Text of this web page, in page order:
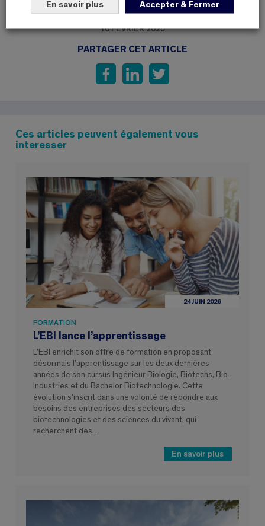
10 FÉVRIER 2025
PARTAGER CET ARTICLE
Ces articles peuvent également vous
interesser
24 JUIN 2026
FORMATION
L’EBI lance l’apprentissage
L’EBI enrichit son offre de formation en proposant
désormais l’apprentissage sur les deux dernières
années de son cursus Ingénieur Biologie, Biotechs, Bio-
Industries et du Bachelor Biotechnologie. Cette
évolution s’inscrit dans une volonté de répondre aux
besoins des entreprises des secteurs des
biotechnologies et des sciences du vivant, qui
recherchent des…
En savoir plus
En savoir plus Accepter & Fermer